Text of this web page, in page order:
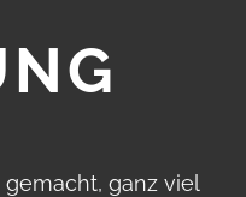
gemacht, ganz viel